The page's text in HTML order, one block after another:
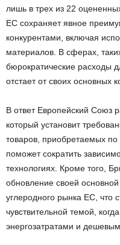
лишь в трех из 22
ЕС сохраняет явное
конкурентами, включая
материалов. В сферах,
бюрократические расходы
отстает от своих основных
В ответ Европейский Союз
который установит
товаров, приобретаемых по
поможет сократить
технологиях. Кроме того,
обновление своей основной
углеродного рынка ЕС, что
чувствительной темой,
энергозатратами и